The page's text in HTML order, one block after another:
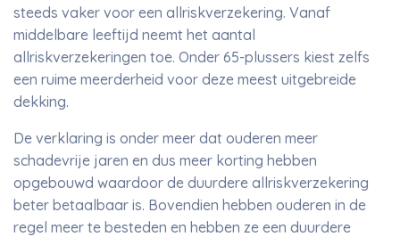
steeds vaker voor een allriskverzekering. Vanaf
middelbare leeftijd neemt het aantal
allriskverzekeringen toe. Onder 65-plussers kiest zelfs
een ruime meerderheid voor deze meest uitgebreide
dekking.
De verklaring is onder meer dat ouderen meer
schadevrije jaren en dus meer korting hebben
opgebouwd waardoor de duurdere allriskverzekering
beter betaalbaar is. Bovendien hebben ouderen in de
regel meer te besteden en hebben ze een duurdere